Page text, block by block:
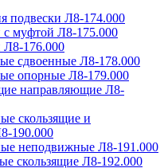
подвески Л8-174.000
с муфтой Л8-175.000
Л8-176.000
сдвоенные Л8-178.000
опорные Л8-179.000
направляющие Л8-
скользящие и
190.000
неподвижные Л8-191.000
скользящие Л8-192.000